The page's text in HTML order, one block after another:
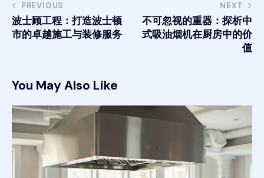
PREVIOUS
波士顾工程：打造波士顿
市的卓越施工与装修服务
NEXT
不可忽视的重器：探析中
式吸油烟机在厨房中的价
值
You May Also Like